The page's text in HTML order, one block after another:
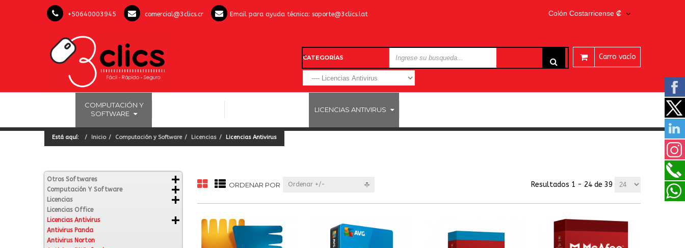
+50640003945 comercial@3clics.cr Email para ayuda técnica: soporte@3clics.lat Colón Costarricense ₡
Carro vacío
CATEGORÍAS
COMPUTACIÓN Y
SOFTWARE
LICENCIAS ANTIVIRUS
Está aquí: Inicio Computación y Software Licencias Licencias Antivirus
Otros Softwares
Computación Y Software
Licencias
Licencias Office
Licencias Antivirus
Antivirus Panda
Antivirus Norton
ORDENAR POR Ordenar +/- Resultados 1 - 24 de 39